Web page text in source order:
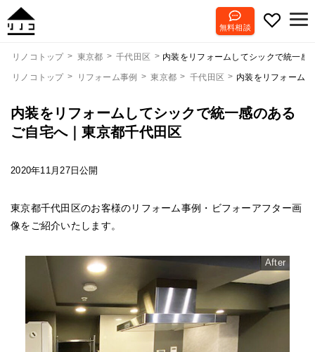
無料相談
リノコトップ 東京都 千代田区 内装をリフォームしてシックで統一感
リノコトップ リフォーム事例 東京都 千代田区 内装をリフォーム
内装をリフォームしてシックで統一感のある
ご自宅へ｜東京都千代田区
2020年11月27日公開
東京都千代田区のお客様のリフォーム事例・ビフォーアフター画
像をご紹介いたします。
After